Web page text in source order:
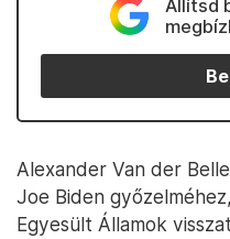
Állítsd
Alexander Van der
Joe Biden
Egyesült Államok